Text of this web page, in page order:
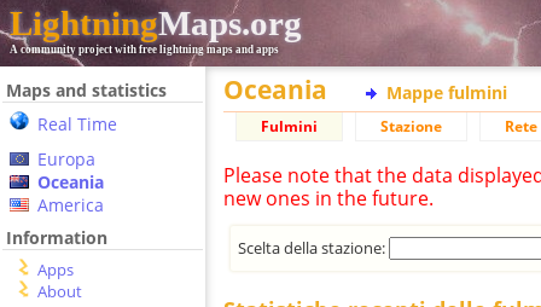
LightningMaps.org
A community project with free lightning maps and apps
Maps and statistics
Real Time
Europa
Oceania
America
Information
Apps
About
Oceania Mappe fulmini
Fulmini Stazione
Please note that the data
new ones in the future.
Scelta della stazione: